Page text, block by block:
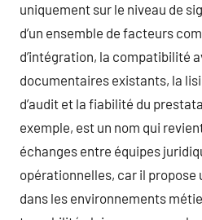
uniquement sur le niveau de
d’un ensemble de facteurs
d’intégration, la compatibilité
documentaires existants, la
d’audit et la fiabilité du
exemple, est un nom qui
échanges entre équipes
opérationnelles, car il propose
dans les environnements